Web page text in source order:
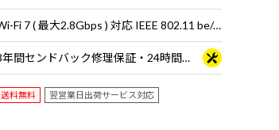
Wi-Fi 7 ( 最大2.8Gbps ) 対応 IEEE 802.11 be/ax/ac/a/b/g/n準拠 ＋ Bluetooth 5内蔵
3年間センドバック修理保証・24時間×365日電話サポート
送料無料 翌営業日出荷サービス対応